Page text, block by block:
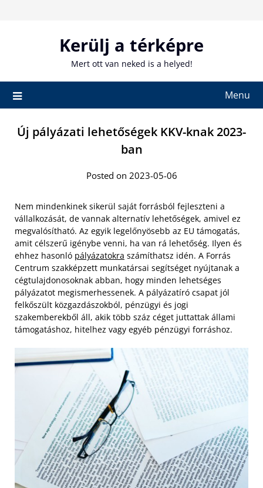
Kerülj a térképre
Mert ott van neked is a helyed!
Menu
Új pályázati lehetőségek KKV-knak 2023-
ban
Posted on 2023-05-06
Nem mindenkinek sikerül saját forrásból fejleszteni a
vállalkozását, de vannak alternatív lehetőségek, amivel ez
megvalósítható. Az egyik legelőnyösebb az EU támogatás,
amit célszerű igénybe venni, ha van rá lehetőség. Ilyen és
ehhez hasonló pályázatokra számíthatsz idén. A Forrás
Centrum szakképzett munkatársai segítséget nyújtanak a
cégtulajdonosoknak abban, hogy minden lehetséges
pályázatot megismerhessenek. A pályázatíró csapat jól
felkőszült közgazdászokból, pénzügyi és jogi
szakemberekből áll, akik több száz céget juttattak állami
támogatáshoz, hitelhez vagy egyéb pénzügyi forráshoz.